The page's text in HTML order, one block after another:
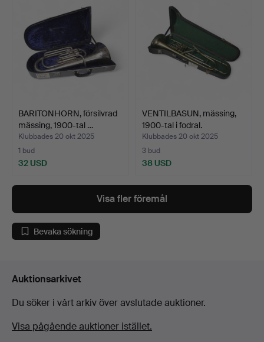
BARITONHORN, försilvrad
mässing, 1900-tal …
Klubbades 20 okt 2025
1 bud
32 USD
VENTILBASUN, mässing,
1900-tal i fodral.
Klubbades 20 okt 2025
3 bud
38 USD
Visa fler föremål
Bevaka sökning
Auktionsarkivet
Du söker i vårt arkiv över avslutade auktioner.
Visa pågående auktioner istället.